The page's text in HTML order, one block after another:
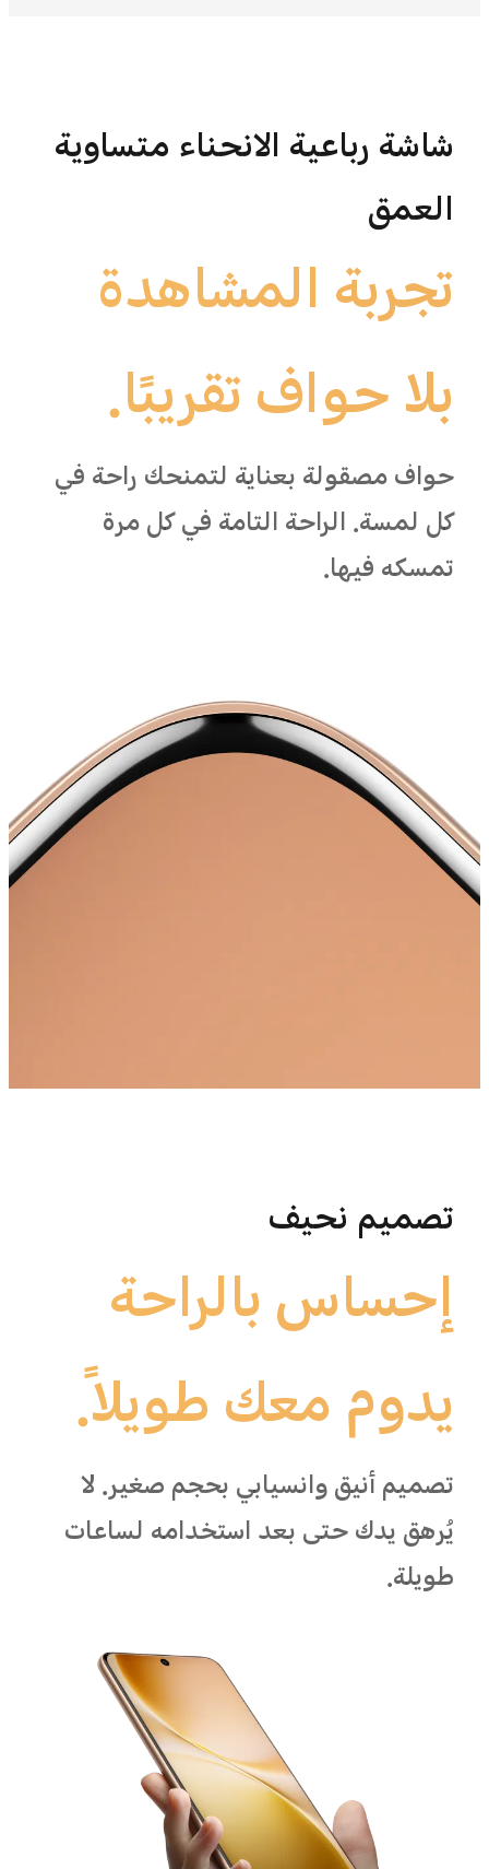
شاشة رباعية الانحناء متساوية
العمق
تجربة المشاهدة
بلا حواف تقريبًا.
حواف مصقولة بعناية لتمنحك راحة في
كل لمسة. الراحة التامة في كل مرة
تمسكه فيها.
تصميم نحيف
إحساس بالراحة
يدوم معك طويلاً.
تصميم أنيق وانسيابي بحجم صغير. لا
يُرهق يدك حتى بعد استخدامه لساعات
طويلة.